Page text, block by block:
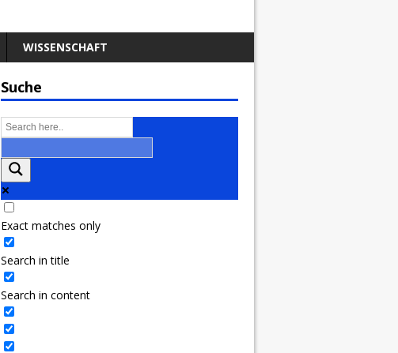
WISSENSCHAFT
Suche
Exact matches only
Search in title
Search in content